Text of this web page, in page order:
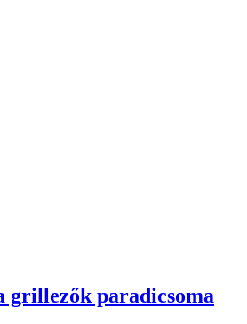
grillezők paradicsoma